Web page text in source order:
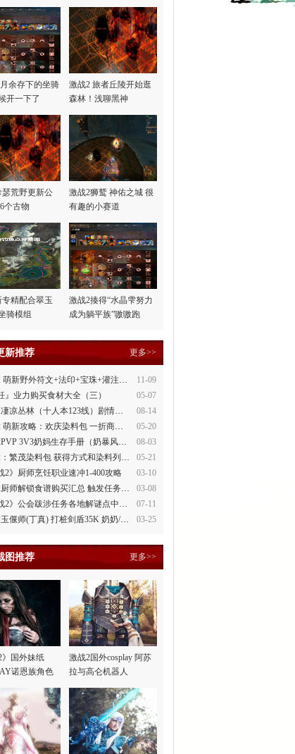
余存下的坐骑
开一下了
激战2 旅者丘陵开始逛
森林！浅聊黑神
话“悟…
瑟荒野更新公
个古物
激战2狮鹫 神佑之城 很
有趣的小赛道
专精配合翠玉
骑模组
激战2揍得“水晶雫努力
成为躺平族”嗷嗷跑
新推荐 更多>>
11-09
激战2 萌新野外符文+法印+宝珠+灌注全讲解
05-07
』业力购买食材大全（三）
08-14
激战2凄凉丛林（十人本123线）剧情整理
05-20
激战2 萌新攻略：欢庆染料包 一折商场買
08-03
激战2PVP 3V3奶妈生存手册（奶暴风、奶守护）
05-21
激战2：繁茂染料包 获得方式和染料列表
03-10
2》厨师烹饪职业速冲1-400攻略
03-08
激战2厨师解锁食谱购买汇总 触发任务攻略
07-11
《激战2》公会跋涉任务各地解谜点中文攻略
03-25
激战2玉偃师(丁真) 打桩剑盾35K 奶奶/萌新都会玩
图推荐 更多>>
》国外妹纸
诺恩族角色
激战2国外cosplay 阿苏
拉与高仑机器人